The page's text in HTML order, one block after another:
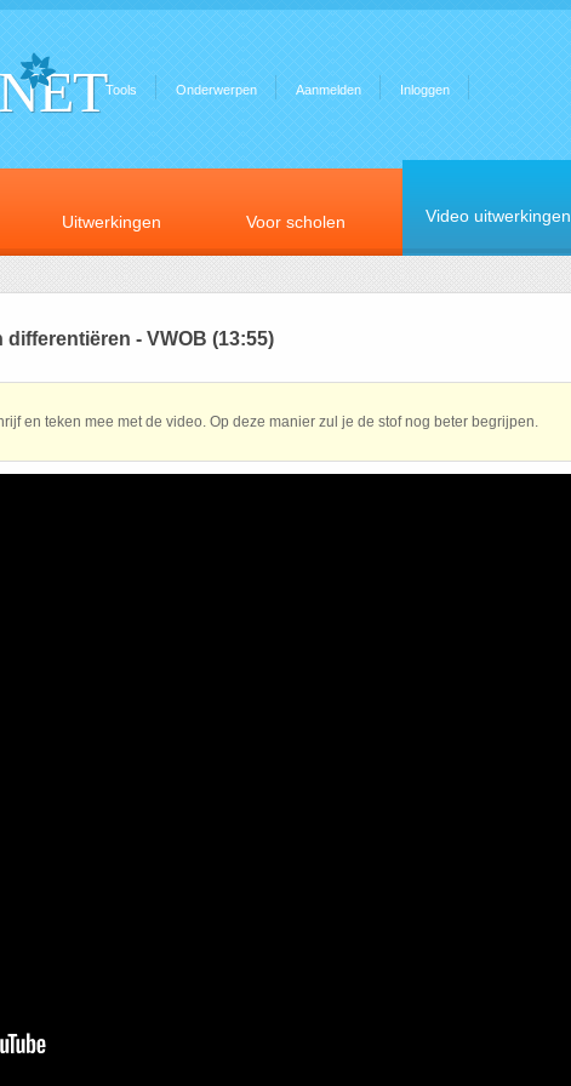
Tools Onderwerpen Aanmelden Inloggen
Uitwerkingen Voor scholen Video uitwerkingen
- VWOB (13:55)
en teken mee met de video. Op deze manier zul je de stof nog beter begrijpen.